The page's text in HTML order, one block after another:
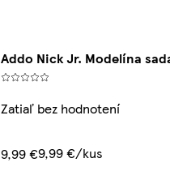
Addo Nick Jr. Modelína
Zatiaľ bez hodnotení
9,99 €9,99 €/kus